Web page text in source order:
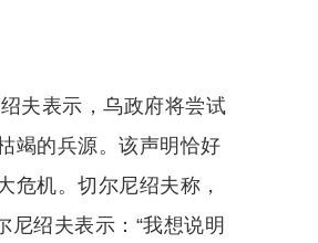
夫表示，乌政府将尝试
竭的兵源。该声明恰好
危机。切尔尼绍夫称，
绍夫表示：“我想说明